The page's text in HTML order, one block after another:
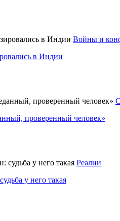
Войны и
в Индии
проверенный человек»
Реалии
у него такая